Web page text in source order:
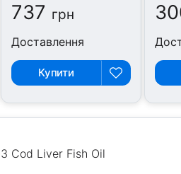
737 грн
Доставлення
Купити
Cod Liver Fish Oil